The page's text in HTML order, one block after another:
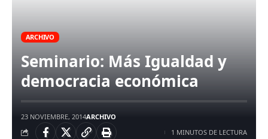
ARCHIVO
Seminario: Más Igualdad y
democracia económica
23 NOVIEMBRE, 2014ARCHIVO
1 MINUTOS DE LECTURA